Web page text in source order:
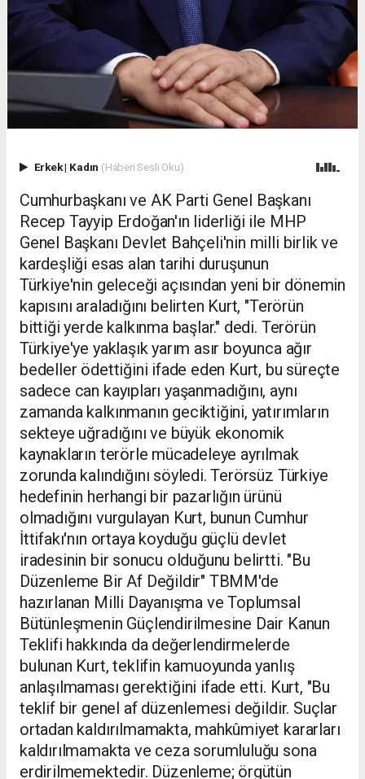
Erkek| Kadın (Haberi Sesli Oku)
Cumhurbaşkanı ve AK Parti Genel Başkanı
Recep Tayyip Erdoğan'ın liderliği ile MHP
Genel Başkanı Devlet Bahçeli'nin milli birlik ve
kardeşliği esas alan tarihi duruşunun
Türkiye'nin geleceği açısından yeni bir dönemin
kapısını araladığını belirten Kurt, "Terörün
bittiği yerde kalkınma başlar." dedi. Terörün
Türkiye'ye yaklaşık yarım asır boyunca ağır
bedeller ödettiğini ifade eden Kurt, bu süreçte
sadece can kayıpları yaşanmadığını, aynı
zamanda kalkınmanın geciktiğini, yatırımların
sekteye uğradığını ve büyük ekonomik
kaynakların terörle mücadeleye ayrılmak
zorunda kalındığını söyledi. Terörsüz Türkiye
hedefinin herhangi bir pazarlığın ürünü
olmadığını vurgulayan Kurt, bunun Cumhur
İttifakı'nın ortaya koyduğu güçlü devlet
iradesinin bir sonucu olduğunu belirtti. "Bu
Düzenleme Bir Af Değildir" TBMM'de
hazırlanan Milli Dayanışma ve Toplumsal
Bütünleşmenin Güçlendirilmesine Dair Kanun
Teklifi hakkında da değerlendirmelerde
bulunan Kurt, teklifin kamuoyunda yanlış
anlaşılmaması gerektiğini ifade etti. Kurt, "Bu
teklif bir genel af düzenlemesi değildir. Suçlar
ortadan kaldırılmamakta, mahkûmiyet kararları
kaldırılmamakta ve ceza sorumluluğu sona
erdirilmemektedir. Düzenleme; örgütün